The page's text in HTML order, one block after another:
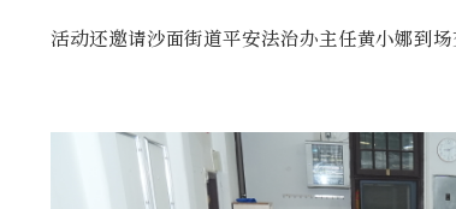
活动还邀请沙面街道平安法治办主任黄小娜到